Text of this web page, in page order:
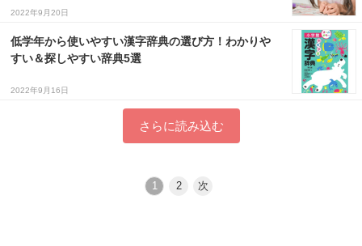
2022年9月20日
低学年から使いやすい漢字辞典の選び方！わかりや
すい＆探しやすい辞典5選
2022年9月16日
さらに読み込む
1 2 次